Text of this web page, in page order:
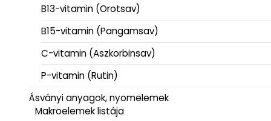
B13-vitamin (Orotsav)
B15-vitamin (Pangamsav)
C-vitamin (Aszkorbinsav)
P-vitamin (Rutin)
Ásványi anyagok, nyomelemek
Makroelemek listája